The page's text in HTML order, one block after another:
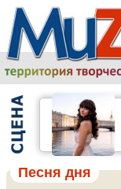
Песня дня